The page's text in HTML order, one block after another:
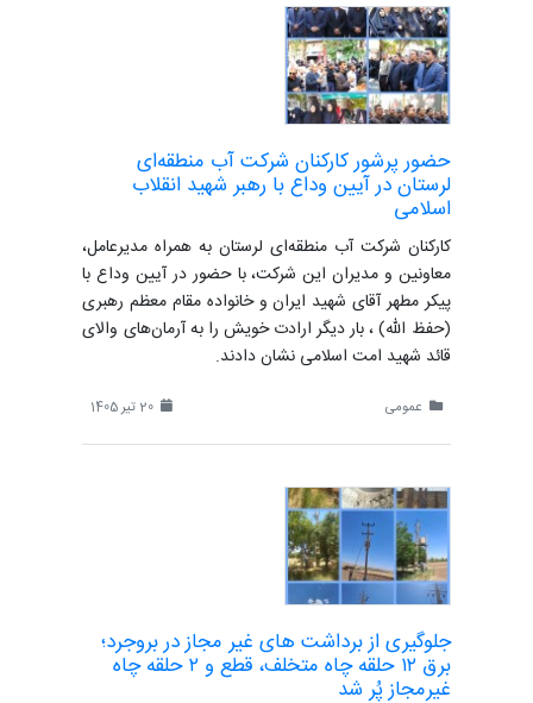
حضور پرشور کارکنان شرکت آب منطقه‌ای
لرستان در آیین وداع با رهبر شهید انقلاب
اسلامی
کارکنان شرکت آب منطقه‌ای لرستان به همراه مدیرعامل،
معاونین و مدیران این شرکت، با حضور در آیین وداع با
پیکر مطهر آقای شهید ایران و خانواده مقام معظم رهبری
(حفظ الله) ، بار دیگر ارادت خویش را به آرمان‌های والای
قائد شهید امت اسلامی نشان دادند.
عمومی
جلوگیری از برداشت های غیر مجاز در بروجرد؛
برق ۱۲ حلقه چاه متخلف، قطع و ۲ حلقه چاه
غیرمجاز پُر شد